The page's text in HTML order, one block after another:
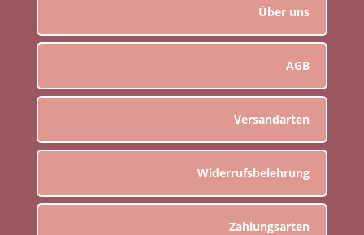
Über uns
AGB
Versandarten
Widerrufsbelehrung
Zahlungsarten